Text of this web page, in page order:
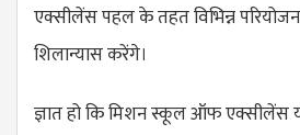
एक्सीलेंस पहल के तहत विभिन्न
शिलान्यास करेंगे।
ज्ञात हो कि मिशन स्कूल ऑफ एक्सीलेंस